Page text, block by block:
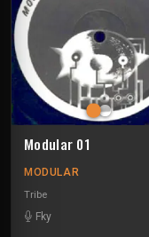
Modular 01
MODULAR
Tribe
Fky